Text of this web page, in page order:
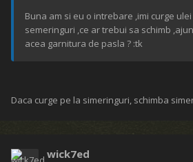
Buna am si eu o intrebare ,imi curge
semeringuri ,ce ar trebui sa schimb
acea garnitura de pasla ? :tk
Daca curge pe la simeringuri, schimba
wick7ed